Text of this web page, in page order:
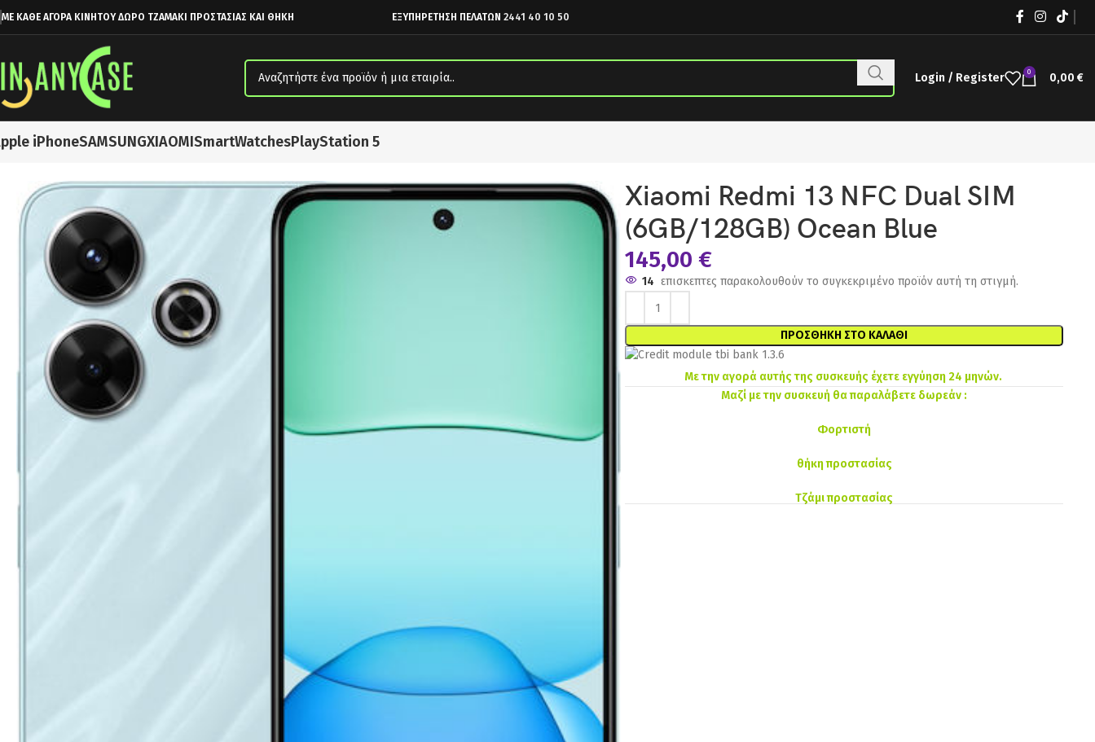
ΜΕ ΚΑΘΕ ΑΓΟΡΑ ΚΙΝΗΤΟΥ ΔΩΡΟ ΤΖΑΜΑΚΙ ΠΡΟΣΤΑΣΙΑΣ ΚΑΙ ΘΗΚΗ ΕΞΥΠΗΡΕΤΗΣΗ ΠΕΛΑΤΩΝ 2441 40 10 50
Login / Register 0 0,00 €
iPhoneSAMSUNGXIAOMISmartWatchesPlayStation 5
Αρχική σελίδα XIAOMI Xiaomi Redmi 13 NFC Dual SIM (6GB/128GB) Ocean Blue
Xiaomi Redmi 13 NFC Dual SIM
(6GB/128GB) Ocean Blue
145,00€
14 επισκεπτες παρακολουθούν το συγκεκριμένο προϊόν αυτή τη στιγμή.
ΠΡΟΣΘΉΚΗ ΣΤΟ ΚΑΛΆΘΙ
Με την αγορά αυτής της συσκευής έχετε εγγύηση 24 μηνών.
Μαζί με την συσκευή θα παραλάβετε δωρεάν :
Φορτιστή
θήκη προστασίας
Τζάμι προστασίας